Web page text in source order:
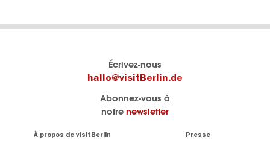
Écrivez-nous
hallo@visitBerlin.de
Abonnez-vous à
notre newsletter
Navigation:
À propos de visitBerlin Presse